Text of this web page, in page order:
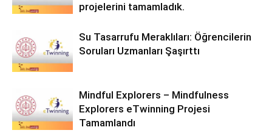
projelerini tamamladık.
Su Tasarrufu Meraklıları: Öğrencilerin
Soruları Uzmanları Şaşırttı
Mindful Explorers – Mindfulness
Explorers eTwinning Projesi
Tamamlandı